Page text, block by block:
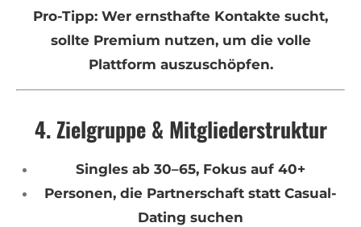
Pro-Tipp: Wer ernsthafte Kontakte sucht,
sollte Premium nutzen, um die volle
Plattform auszuschöpfen.
4. Zielgruppe & Mitgliederstruktur
Singles ab 30–65, Fokus auf 40+
Personen, die Partnerschaft statt Casual-
Dating suchen